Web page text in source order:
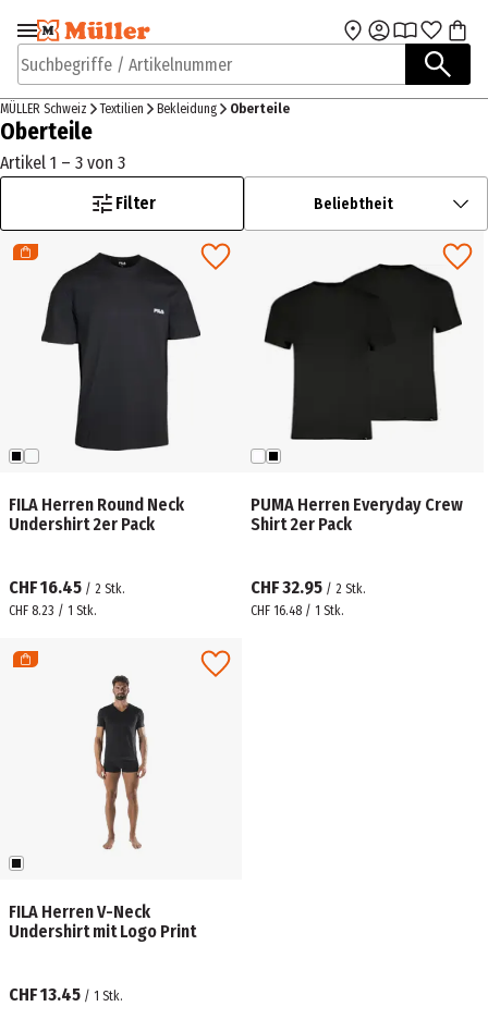
Zur Navigation
springen
Zum Hauptinhalt
Suchbegriffe / Artikelnummer
MÜLLER Schweiz Textilien Bekleidung Oberteile
Oberteile
Artikel 1 – 3 von 3
Filter
Beliebtheit
FILA Herren Round Neck
Undershirt 2er Pack
CHF 16.45 / 2 Stk.
CHF 8.23 / 1 Stk.
PUMA Herren Everyday Crew
Shirt 2er Pack
CHF 32.95 / 2 Stk.
CHF 16.48 / 1 Stk.
FILA Herren V-Neck
Undershirt mit Logo Print
CHF 13.45 / 1 Stk.